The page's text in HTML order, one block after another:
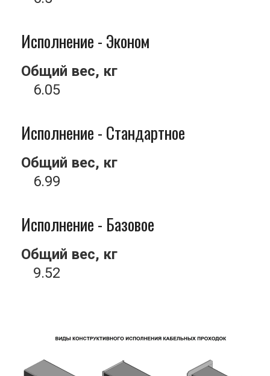
Исполнение - Эконом
Общий вес, кг
6.05
Исполнение - Стандартное
Общий вес, кг
6.99
Исполнение - Базовое
Общий вес, кг
9.52